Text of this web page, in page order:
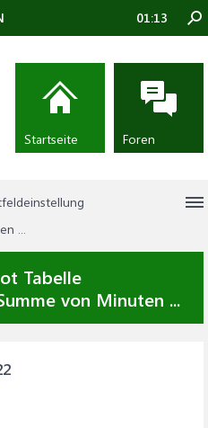
...
Tabelle
von Minuten ...
01:13
Startseite Foren